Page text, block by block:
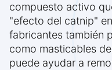
compuesto activo
"efecto del catnip"
fabricantes también
como masticables
puede ayudar a